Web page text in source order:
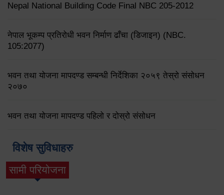
Nepal National Building Code Final NBC 205-2012
नेपाल भूकम्प प्रतिरोधी भवन निर्माण ढाँचा (डिजाइन) (NBC.
105:2077)
भवन तथा योजना मापदण्ड सम्बन्धी निर्देशिका २०५९ तेस्रो संसोधन
२०७०
भवन तथा योजना मापदण्ड पहिलो र दोस्रो संसोधन
विशेष सुविधाहरु
सामी परियोजना
(active tab)